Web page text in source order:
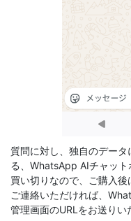
質問に対し、独自のデー
る、WhatsApp AIチャット
買い切りなので、ご購入後
ご連絡いただければ、
管理画面のURLをお送りい